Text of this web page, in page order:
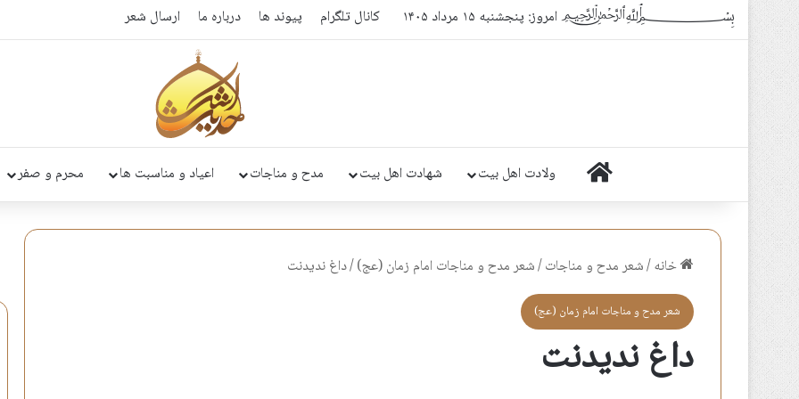
﷽ امروز: پنجشنبه ۱۵ مرداد ۱۴۰۵ کانال تلگرام پیوند ها درباره ما ارسال شعر
خانه ولادت اهل بیت شهادت اهل بیت مدح و مناجات اعیاد و مناسبت ها محرم و صفر
خانه/شعر مدح و مناجات/شعر مدح و مناجات امام زمان (عج)/داغ ندیدنت
شعر مدح و مناجات امام زمان (عج)
داغ ندیدنت